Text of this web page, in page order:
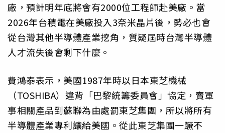
廠，預計明年底將會有2000位工程師赴美廠。當
2026年台積電在美廠投入3奈米晶片後，勢必也會
從台灣其他半導體產業挖角，質疑屆時台灣半導體
人才流失後會剩下什麼。
費鴻泰表示，美國1987年時以日本東芝機械
（TOSHIBA）違背「巴黎統籌委員會」協定，賣軍
事相關產品到蘇聯為由處罰東芝集團，所以將所有
半導體產業專利讓給美國。從此東芝集團一蹶不